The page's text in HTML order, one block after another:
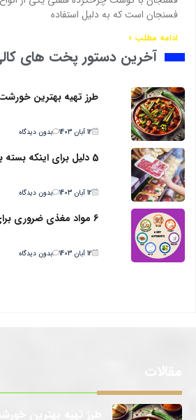
فسنجان است که به دلیل استفاده
ادامه مطلب »
آخرین دستور پخت های
طرز تهیه بهترین
12 آبان 1403 بدون دیدگاه
5 دلیل برای اینکه بسته بندی گوشت مهم است
12 آبان 1403 بدون دیدگاه
6 مواد مغذی ضروری برای بدن چیست؟
12 آبان 1403 بدون دیدگاه